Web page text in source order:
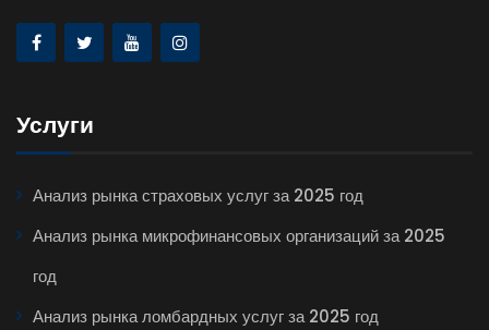
Услуги
Анализ рынка страховых услуг за 2025 год
Анализ рынка микрофинансовых организаций за 2025
год
Анализ рынка ломбардных услуг за 2025 год